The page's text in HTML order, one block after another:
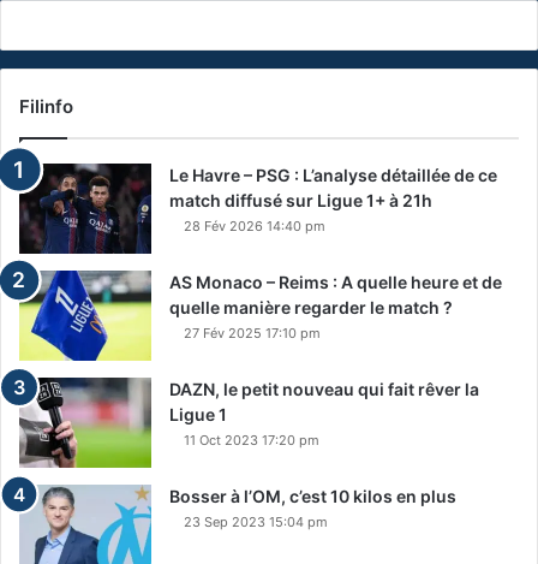
Filinfo
Le Havre – PSG : L’analyse détaillée de ce
match diffusé sur Ligue 1+ à 21h
28 Fév 2026 14:40 pm
AS Monaco – Reims : A quelle heure et de
quelle manière regarder le match ?
27 Fév 2025 17:10 pm
DAZN, le petit nouveau qui fait rêver la
Ligue 1
11 Oct 2023 17:20 pm
Bosser à l’OM, c’est 10 kilos en plus
23 Sep 2023 15:04 pm